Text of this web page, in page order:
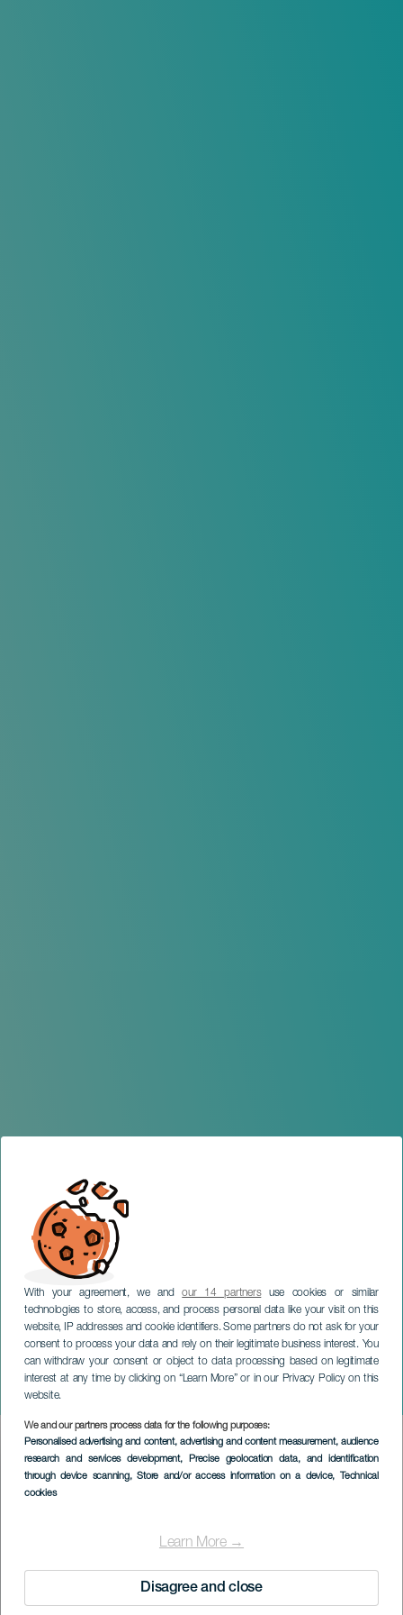
With your agreement, we andour 14 partnersuse cookies or similar
technologies to store, access, and process personal data like your visit on this
website, IP addresses and cookie identifiers. Some partners do not ask for your
consent to process your data and rely on their legitimate business interest. You
can withdraw your consent or object to data processing based on legitimate
interest at any time by clicking on “Learn More” or in our Privacy Policy on this
website.
We and our partners process data for the following purposes:
Personalised advertising and content, advertising and content measurement, audience
research and services development, Precise geolocation data, and identification
through device scanning, Store and/or access information on a device, Technical
cookies
Learn More →
Disagree and close
Lanzarote Festival für Alte
Musik
LANZAROTE
Imagen
Listado